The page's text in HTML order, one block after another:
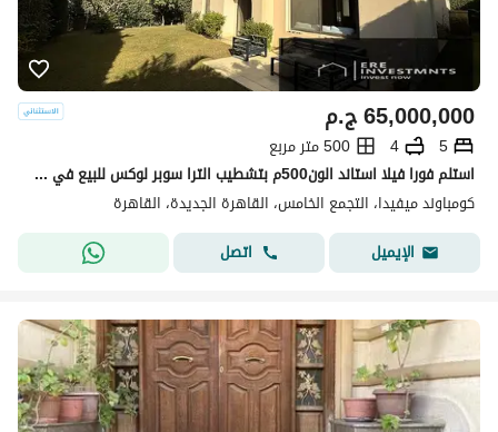
ج.م65,000,000
5
4
500 متر مربع
استلم فورا فيلا استاند الون500م بتشطيب الترا سوبر لوكس للبيع في ميفيدا بارسيل5 اعمار التجمع الخامس - باقل من سعر السو ب5مليون
كومباوند ميفيدا، التجمع الخامس، القاهرة الجديدة، القاهرة
الإيميل
اتصل